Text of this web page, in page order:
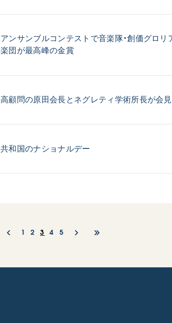
ンサンブルコンテストで音楽隊・創価グロリ
団が最高峰の金賞
顧問の原田会長とネグレティ学術所長が会見
和国のナショナルデー
1 2 3 4 5